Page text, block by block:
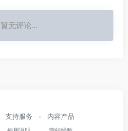
暂无评论...
支持服务 内容产品